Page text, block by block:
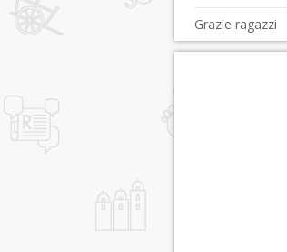
Grazie ragazzi